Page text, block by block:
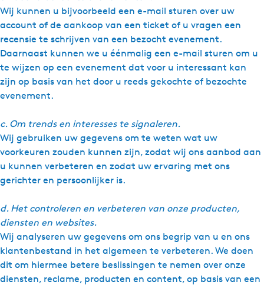
Wij kunnen u bijvoorbeeld een e-mail sturen over uw
account of de aankoop van een ticket of u vragen een
recensie te schrijven van een bezocht evenement.
Daarnaast kunnen we u éénmalig een e-mail sturen om u
te wijzen op een evenement dat voor u interessant kan
zijn op basis van het door u reeds gekochte of bezochte
evenement.
c. Om trends en interesses te signaleren.
Wij gebruiken uw gegevens om te weten wat uw
voorkeuren zouden kunnen zijn, zodat wij ons aanbod aan
u kunnen verbeteren en zodat uw ervaring met ons
gerichter en persoonlijker is.
d. Het controleren en verbeteren van onze producten,
diensten en websites.
Wij analyseren uw gegevens om ons begrip van u en ons
klantenbestand in het algemeen te verbeteren. We doen
dit om hiermee betere beslissingen te nemen over onze
diensten, reclame, producten en content, op basis van een